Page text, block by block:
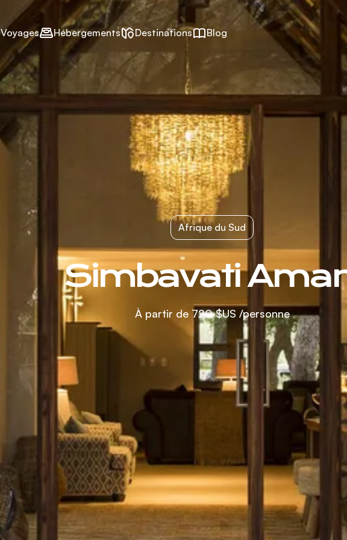
Voyages Hébergements Destinations Blog
Afrique du Sud
Simbavati
À partir de 720 $US /personne